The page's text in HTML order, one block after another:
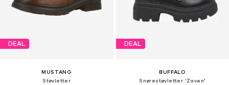
DEAL
MUSTANG
Støvletter
DEAL
BUFFALO
Snørestøvletter 'Zaven'